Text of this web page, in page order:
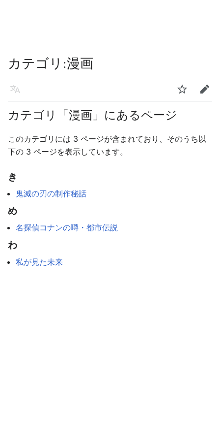
カテゴリ :漫画
言語
カテゴリ「漫画」にあるページ
このカテゴリには 3 ページが含まれており、そのうち以
下の 3 ページを表示しています。
き
鬼滅の刃の制作秘話
め
名探偵コナンの噂・都市伝説
わ
私が見た未来